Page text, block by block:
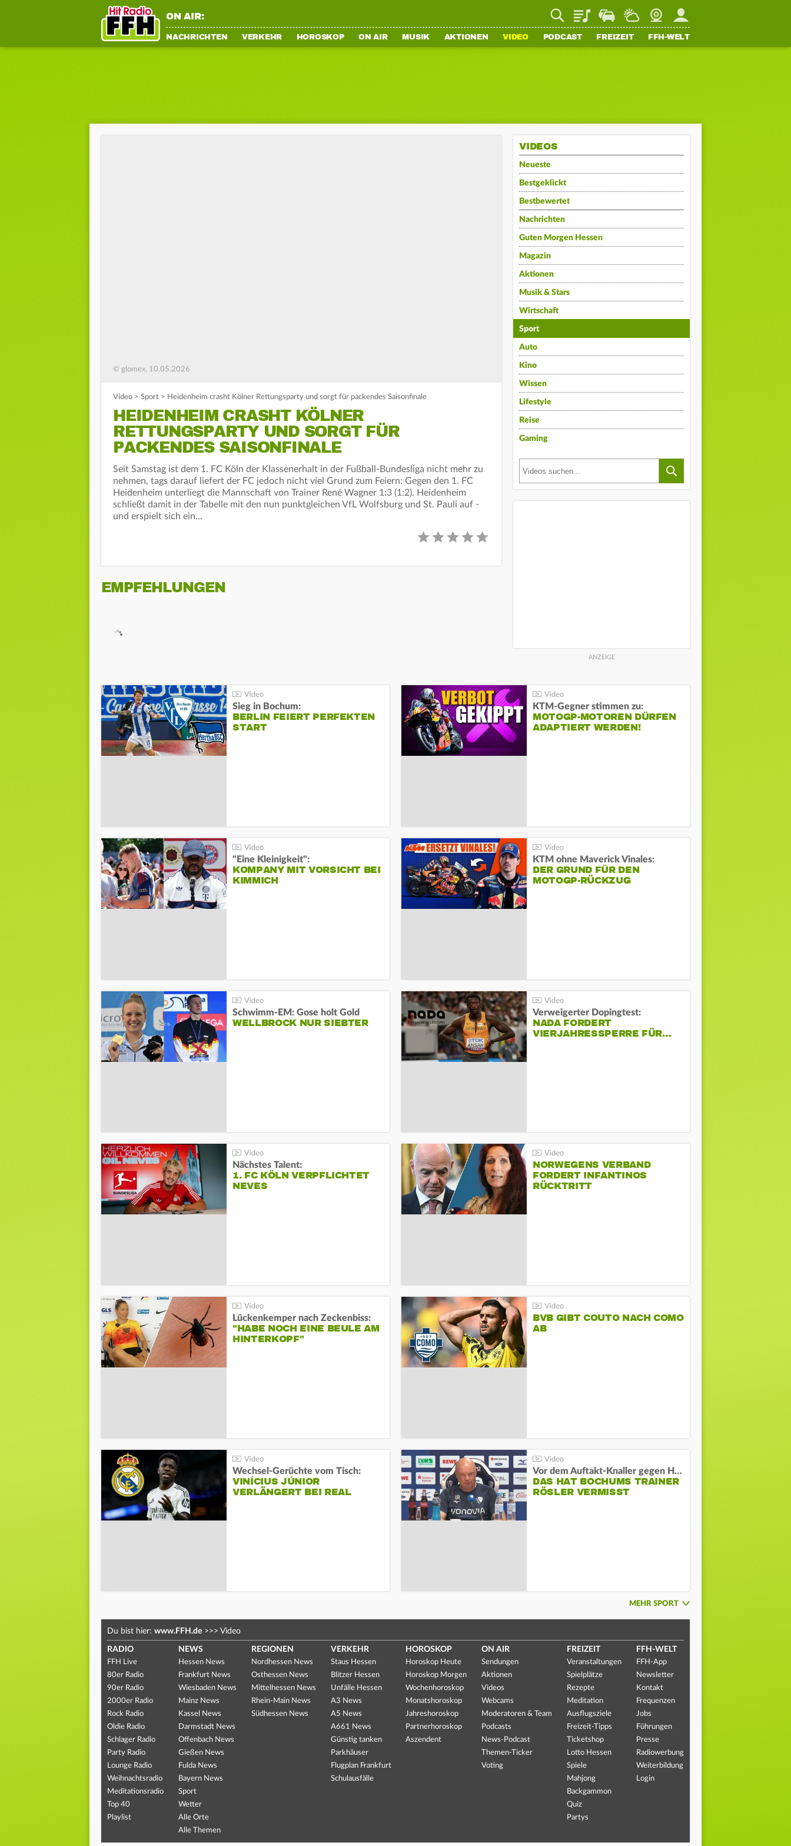
ON AIR: PlaylistStaupilotWetterWebcamMein FFH
NACHRICHTEN VERKEHR HOROSKOP ON AIR MUSIK AKTIONEN VIDEO PODCAST FREIZEIT FFH-WELT
© glomex, 10.05.2026
Video > Sport > Heidenheim crasht Kölner Rettungsparty und sorgt für packendes Saisonfinale
HEIDENHEIM CRASHT KÖLNER
RETTUNGSPARTY UND SORGT FÜR
PACKENDES SAISONFINALE
Seit Samstag ist dem 1. FC Köln der Klassenerhalt in der Fußball-Bundesliga nicht mehr zu
nehmen, tags darauf liefert der FC jedoch nicht viel Grund zum Feiern: Gegen den 1. FC
Heidenheim unterliegt die Mannschaft von Trainer René Wagner 1:3 (1:2). Heidenheim
schließt damit in der Tabelle mit den nun punktgleichen VfL Wolfsburg und St. Pauli auf -
und erspielt sich ein…
EMPFEHLUNGEN
VIDEOS
Neueste
Bestgeklickt
Bestbewertet
Nachrichten
Guten Morgen Hessen
Magazin
Aktionen
Musik & Stars
Wirtschaft
Sport
Auto
Kino
Wissen
Lifestyle
Reise
Gaming
Sieg in Bochum:
BERLIN FEIERT PERFEKTEN
START
KTM-Gegner stimmen zu:
MOTOGP-MOTOREN DÜRFEN
ADAPTIERT WERDEN!
"Eine Kleinigkeit":
KOMPANY MIT VORSICHT BEI
KIMMICH
KTM ohne Maverick Vinales:
DER GRUND FÜR DEN
MOTOGP-RÜCKZUG
Schwimm-EM: Gose holt Gold
WELLBROCK NUR SIEBTER
Verweigerter Dopingtest:
NADA FORDERT
VIERJAHRESSPERRE FÜR…
Nächstes Talent:
1. FC KÖLN VERPFLICHTET
NEVES
NORWEGENS VERBAND
FORDERT INFANTINOS
RÜCKTRITT
Lückenkemper nach Zeckenbiss:
"HABE NOCH EINE BEULE AM
HINTERKOPF"
BVB GIBT COUTO NACH COMO
AB
Wechsel-Gerüchte vom Tisch:
VINÍCIUS JÚNIOR
VERLÄNGERT BEI REAL
Vor dem Auftakt-Knaller gegen Hertha:
DAS HAT BOCHUMS TRAINER
RÖSLER VERMISST
MEHR SPORT
Du bist hier: www.FFH.de >>> Video
RADIO
FFH Live
80er Radio
90er Radio
2000er Radio
Rock Radio
Oldie Radio
Schlager Radio
Party Radio
Lounge Radio
Weihnachtsradio
Meditationsradio
Top 40
Playlist
NEWS
Hessen News
Frankfurt News
Wiesbaden News
Mainz News
Kassel News
Darmstadt News
Offenbach News
Gießen News
Fulda News
Bayern News
Sport
Wetter
Alle Orte
Alle Themen
REGIONEN
Nordhessen News
Osthessen News
Mittelhessen News
Rhein-Main News
Südhessen News
VERKEHR
Staus Hessen
Blitzer Hessen
Unfälle Hessen
A3 News
A5 News
A661 News
Günstig tanken
Parkhäuser
Flugplan Frankfurt
Schulausfälle
HOROSKOP
Horoskop Heute
Horoskop Morgen
Wochenhoroskop
Monatshoroskop
Jahreshoroskop
Partnerhoroskop
Aszendent
ON AIR
Sendungen
Aktionen
Videos
Webcams
Moderatoren & Team
Podcasts
News-Podcast
Themen-Ticker
Voting
FREIZEIT
Veranstaltungen
Spielplätze
Rezepte
Meditation
Ausflugsziele
Freizeit-Tipps
Ticketshop
Lotto Hessen
Spiele
Mahjong
Backgammon
Quiz
Partys
FFH-WELT
FFH-App
Newsletter
Kontakt
Frequenzen
Jobs
Führungen
Presse
Radiowerbung
Weiterbildung
Login